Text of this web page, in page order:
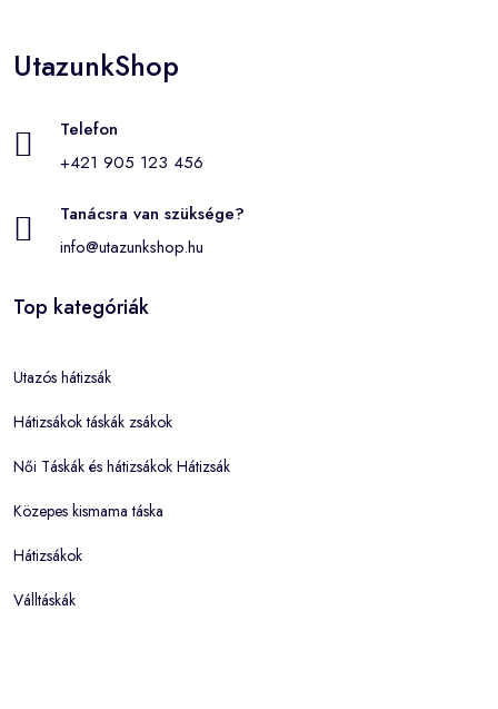
UtazunkShop
Telefon
+421 905 123 456
Tanácsra van szüksége?
info@utazunkshop.hu
Top kategóriák
Utazós hátizsák
Hátizsákok táskák zsákok
Női Táskák és hátizsákok Hátizsák
Közepes kismama táska
Hátizsákok
Válltáskák